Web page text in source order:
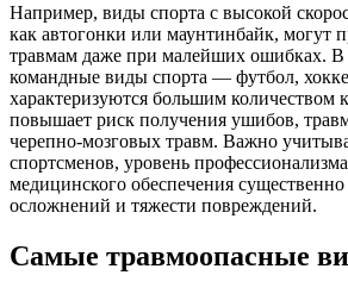
Например, виды спорта с высокой
как автогонки или маунтинбайк, могут
травмам даже при малейших ошибках. В
командные виды спорта — футбол,
характеризуются большим количеством
повышает риск получения ушибов,
черепно-мозговых травм. Важно
спортсменов, уровень
медицинского обеспечения
осложнений и тяжести повреждений.
Самые травмоопасные